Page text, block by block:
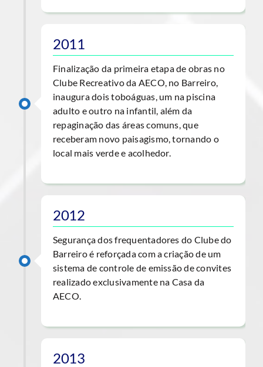
2011
Finalização da primeira etapa de obras no
Clube Recreativo da AECO, no Barreiro,
inaugura dois toboáguas, um na piscina
adulto e outro na infantil, além da
repaginação das áreas comuns, que
receberam novo paisagismo, tornando o
local mais verde e acolhedor.
2012
Segurança dos frequentadores do Clube do
Barreiro é reforçada com a criação de um
sistema de controle de emissão de convites
realizado exclusivamente na Casa da
AECO.
2013